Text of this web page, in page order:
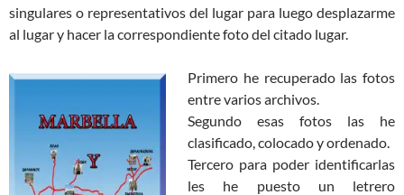
singulares o representativos del lugar para luego desplazarme
al lugar y hacer la correspondiente foto del citado lugar.
Primero he recuperado las fotos
entre varios archivos.
Segundo esas fotos las he
clasificado, colocado y ordenado.
Tercero para poder identificarlas
les he puesto un letrero